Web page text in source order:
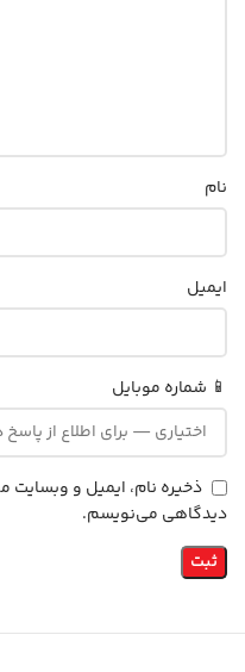
نام
ایمیل
📱 شماره موبایل
ذخیره نام، ایمیل و وبسایت
دیدگاهی می‌نویسم.